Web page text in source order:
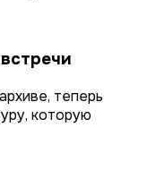
теперь
которую